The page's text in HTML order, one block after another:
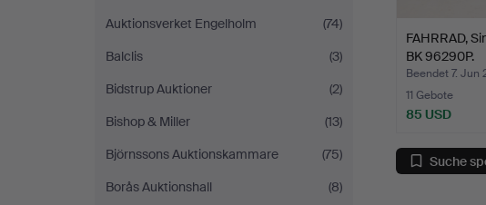
Auktionsverket Engelholm
(74)
Balclis
(3)
Bidstrup Auktioner
(2)
Bishop & Miller
(13)
Björnssons Auktionskammare
(75)
Borås Auktionshall
(8)
FAHRRAD,
BK 96290P.
Beendet 7. Jun
11 Gebote
85 USD
Suche